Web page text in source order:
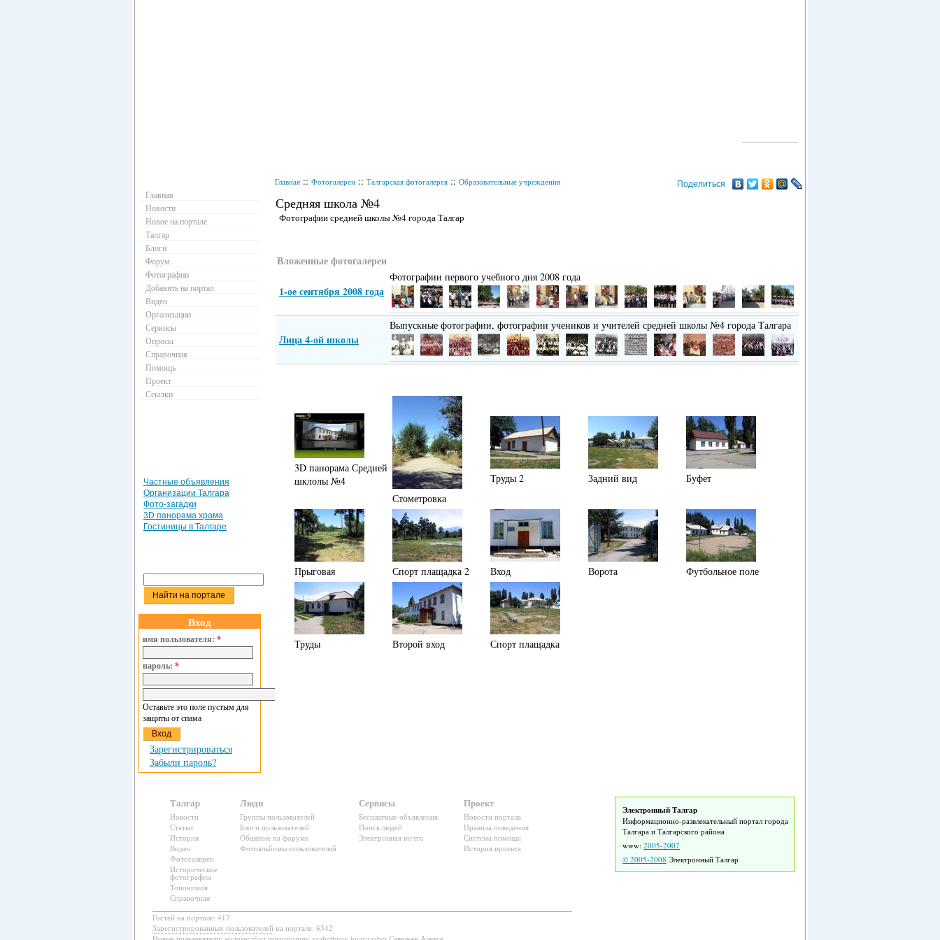
Поделиться
Главная :: Фотогалереи :: Талгарская фотогалерея :: Образовательные учреждения
Средняя школа №4
Фотографии средней школы №4 города Талгар
Вложенные фотогалереи
1-ое сентября 2008 года
Фотографии первого учебного дня 2008 года
Лица 4-ой школы
Выпускные фотографии, фотографии учеников и учителей средней школы №4 города Талгара
3D панорама Средней
шклолы №4
Стометровка
Труды 2 Задний вид Буфет
Прыговая Спорт плащадка 2 Вход Ворота Футбольное поле
Труды Второй вход Спорт плащадка
Главная
Новости
Новое на портале
Талгар
Блоги
Форум
Фотографии
Добавить на портал
Видео
Организации
Сервисы
Опросы
Справочная
Помощь
Проект
Ссылки
Частные объявления
Организации Талгара
Фото-загадки
3D панорама храма
Гостиницы в Талгаре
Вход
имя пользователя: *
пароль: *
Оставьте это поле пустым для
защиты от спама
Зарегистрироваться
Забыли пароль?
Талгар
Новости
Статьи
История
Видео
Фотогалереи
Исторические
фотографии
Топонимия
Справочная
Люди
Группы пользователей
Блоги пользователей
Общение на форуме
Фотоальбомы пользователей
Сервисы
Бесплатные объявления
Поиск людей
Электронная почта
Проект
Новости портала
Правила поведения
Система помощи
История проекта
Электронный Талгар
Информационно-развлекательный портал города
Талгара и Талгарского района
www: 2005-2007
© 2005-2008 Электронный Талгар
Гостей на портале: 417
Зарегистрированных пользователей на портале: 8342